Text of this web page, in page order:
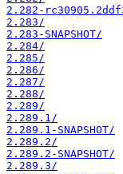
2.282-
2.283/
2.283-SNAPSHOT/
2.284/
2.285/
2.286/
2.287/
2.288/
2.289/
2.289.1/
2.289.1-SNAPSHOT/
2.289.2/
2.289.2-SNAPSHOT/
2.289.3/